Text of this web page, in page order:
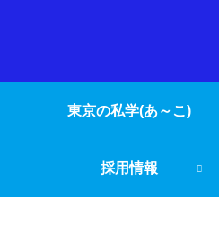
東京の私学(あ～こ)
採用情報